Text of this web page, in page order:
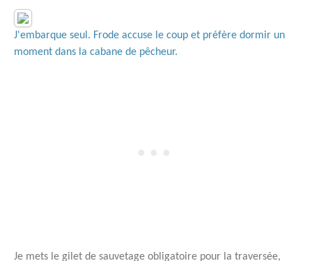
J'embarque seul. Frode accuse le coup et préfère dormir un
moment dans la cabane de pêcheur.
Je mets le gilet de sauvetage obligatoire pour la traversée,